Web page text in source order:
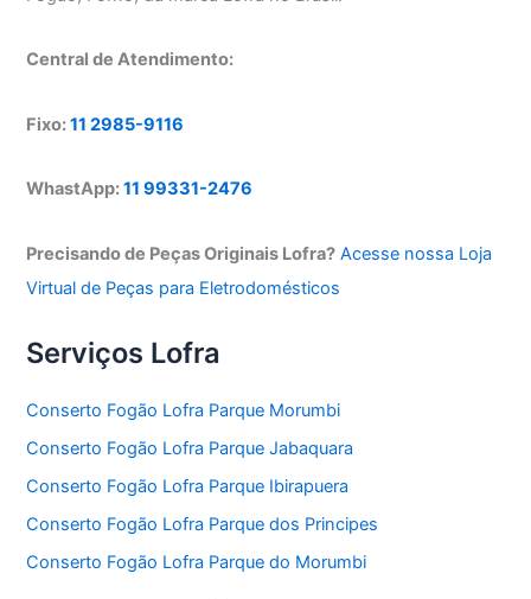
Central de Atendimento:
Fixo:11 2985-9116
WhastApp:11 99331-2476
Precisando de Peças Originais Lofra? Acesse nossa Loja
Virtual de Peças para Eletrodomésticos
Serviços Lofra
Conserto Fogão Lofra Parque Morumbi
Conserto Fogão Lofra Parque Jabaquara
Conserto Fogão Lofra Parque Ibirapuera
Conserto Fogão Lofra Parque dos Principes
Conserto Fogão Lofra Parque do Morumbi